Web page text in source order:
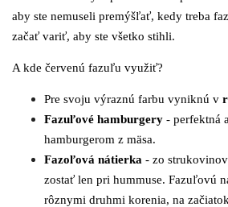
aby ste nemuseli premýšľať, kedy treba
začať variť, aby ste všetko stihli.
A kde červenú fazuľu využiť?
Pre svoju výraznú farbu vyniknú v
Fazuľové hamburgery - perfektná
hamburgerom z mäsa.
Fazoľová nátierka - zo
zostať len pri hummuse. Fazuľovú
rôznymi druhmi korenia, na